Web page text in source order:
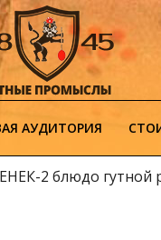
АУДИТОРИЯ
2 блюдо гутной